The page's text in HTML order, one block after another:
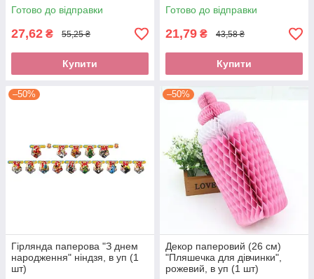
Готово до відправки
27,62 ₴ 55,25 ₴
Купити
Готово до відправки
21,79 ₴ 43,58 ₴
Купити
–50%
Гірлянда паперова "З днем
народження" ніндзя, в уп (1
шт)
–50%
Декор паперовий (26 см)
"Пляшечка для дівчинки",
рожевий, в уп (1 шт)